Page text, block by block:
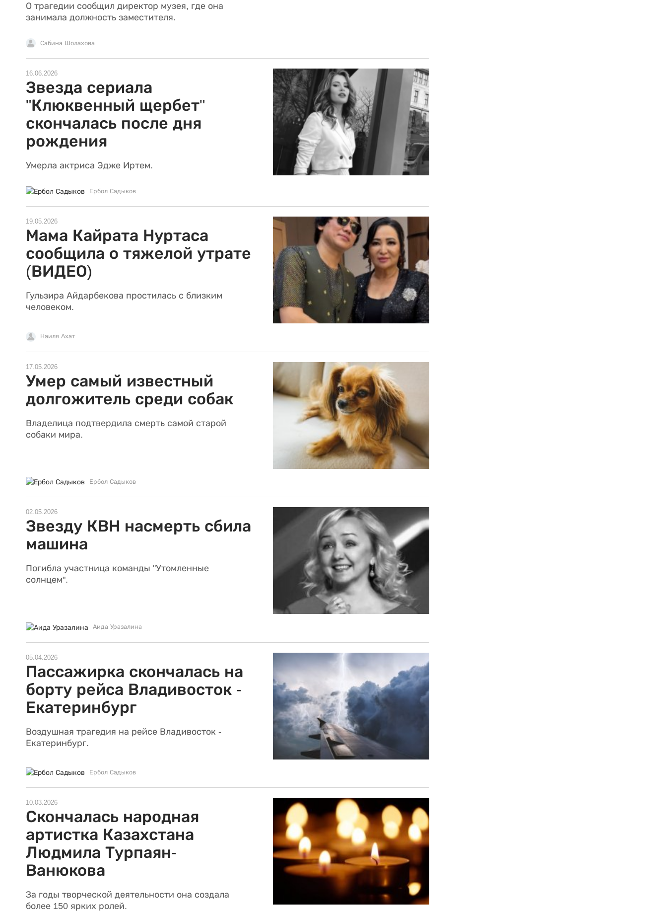
О трагедии сообщил директор музея, где она
занимала должность заместителя.
Сабина Шолахова
16.06.2026
Звезда сериала
"Клюквенный щербет"
скончалась после дня
рождения
Умерла актриса Эдже Иртем.
Ербол Садыков
19.05.2026
Мама Кайрата Нуртаса
сообщила о тяжелой утрате
(ВИДЕО)
Гульзира Айдарбекова простилась с близким
человеком.
Наиля Ахат
17.05.2026
Умер самый известный
долгожитель среди собак
Владелица подтвердила смерть самой старой
собаки мира.
Ербол Садыков
02.05.2026
Звезду КВН насмерть сбила
машина
Погибла участница команды "Утомленные
солнцем".
Аида Уразалина
05.04.2026
Пассажирка скончалась на
борту рейса Владивосток -
Екатеринбург
Воздушная трагедия на рейсе Владивосток -
Екатеринбург.
Ербол Садыков
10.03.2026
Скончалась народная
артистка Казахстана
Людмила Турпаян-
Ванюкова
За годы творческой деятельности она создала
более 150 ярких ролей.